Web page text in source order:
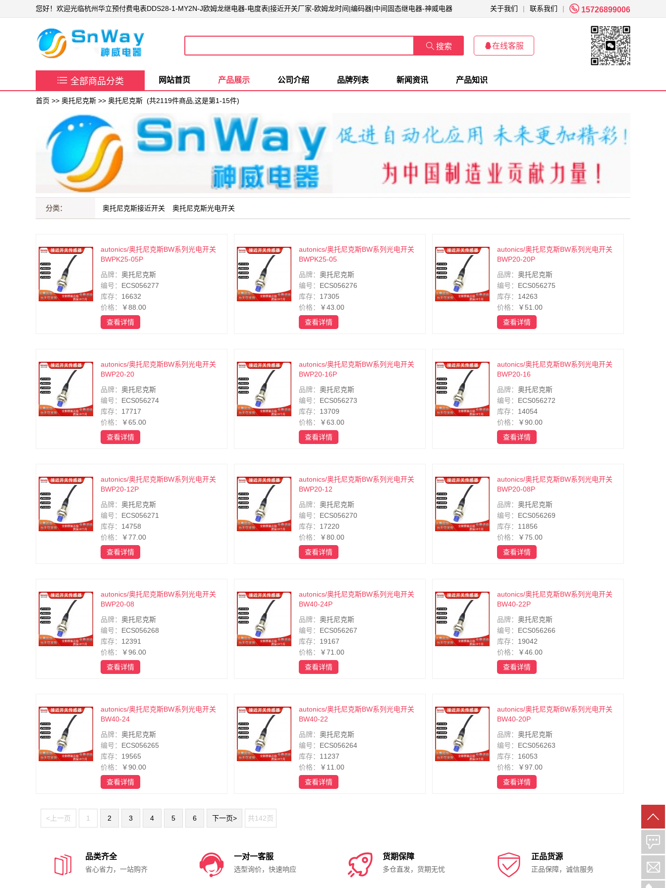
您好！欢迎光临杭州华立预付费电表DDS28-1-MY2N-J欧姆龙继电器-电度表|接近开关厂家-欧姆龙时间|编码器|中间固态继电器-神威电器  15726899006
|
联系我们
|
关于我们
 搜索 在线客服
 全部商品分类 网站首页 产品展示 公司介绍 品牌列表 新闻资讯 产品知识
首页 >> 奥托尼克斯 >> 奥托尼克斯 (共2119件商品,这是第1-15件)
分类： 奥托尼克斯接近开关 奥托尼克斯光电开关
autonics/奥托尼克斯BW系列光电开关
BWPK25-05P
品牌： 奥托尼克斯
编号： ECS056277
库存： 16632
价格：
￥88.00
查看详情
autonics/奥托尼克斯BW系列光电开关
BWPK25-05
品牌： 奥托尼克斯
编号： ECS056276
库存： 17305
价格：
￥43.00
查看详情
autonics/奥托尼克斯BW系列光电开关
BWP20-20P
品牌： 奥托尼克斯
编号： ECS056275
库存： 14263
价格：
￥51.00
查看详情
autonics/奥托尼克斯BW系列光电开关
BWP20-20
品牌： 奥托尼克斯
编号： ECS056274
库存： 17717
价格：
￥65.00
查看详情
autonics/奥托尼克斯BW系列光电开关
BWP20-16P
品牌： 奥托尼克斯
编号： ECS056273
库存： 13709
价格：
￥63.00
查看详情
autonics/奥托尼克斯BW系列光电开关
BWP20-16
品牌： 奥托尼克斯
编号： ECS056272
库存： 14054
价格：
￥90.00
查看详情
autonics/奥托尼克斯BW系列光电开关
BWP20-12P
品牌： 奥托尼克斯
编号： ECS056271
库存： 14758
价格：
￥77.00
查看详情
autonics/奥托尼克斯BW系列光电开关
BWP20-12
品牌： 奥托尼克斯
编号： ECS056270
库存： 17220
价格：
￥80.00
查看详情
autonics/奥托尼克斯BW系列光电开关
BWP20-08P
品牌： 奥托尼克斯
编号： ECS056269
库存： 11856
价格：
￥75.00
查看详情
autonics/奥托尼克斯BW系列光电开关
BWP20-08
品牌： 奥托尼克斯
编号： ECS056268
库存： 12391
价格：
￥96.00
查看详情
autonics/奥托尼克斯BW系列光电开关
BW40-24P
品牌： 奥托尼克斯
编号： ECS056267
库存： 19167
价格：
￥71.00
查看详情
autonics/奥托尼克斯BW系列光电开关
BW40-22P
品牌： 奥托尼克斯
编号： ECS056266
库存： 19042
价格：
￥46.00
查看详情
autonics/奥托尼克斯BW系列光电开关
BW40-24
品牌： 奥托尼克斯
编号： ECS056265
库存： 19565
价格：
￥90.00
查看详情
autonics/奥托尼克斯BW系列光电开关
BW40-22
品牌： 奥托尼克斯
编号： ECS056264
库存： 11237
价格：
￥11.00
查看详情
autonics/奥托尼克斯BW系列光电开关
BW40-20P
品牌： 奥托尼克斯
编号： ECS056263
库存： 16053
价格：
￥97.00
查看详情
<上一页 1 2 3 4 5 6 下一页> 共142页
 品类齐全
省心省力，一站购齐  一对一客服
选型询价，快速响应  货期保障
多仓直发，货期无忧  正品货源
正品保障，诚信服务